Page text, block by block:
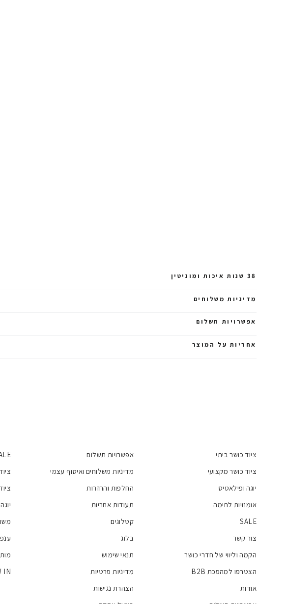
38 שנות איכות ומוניטין
מדיניות משלוחים
אפשרויות תשלום
אחריות על המוצר
ציוד כושר ביתי
ציוד כושר מקצועי
יוגה ופילאטיס
אומנויות לחימה
SALE
צור קשר
הקמה וליווי של חדרי כושר
הצטרפו למהפכת B2B
אודות
אפשרויות תשלום
מדיניות משלוחים ואיסוף עצמי
החלפות והחזרות
תעודות אחריות
קטלוגים
בלוג
תנאי שימוש
מדיניות פרטיות
הצהרת נגישות
IN